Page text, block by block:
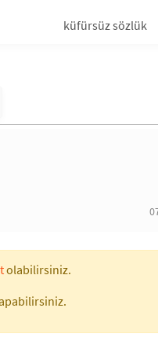
küfürsüz sözlük
olabilirsiniz.